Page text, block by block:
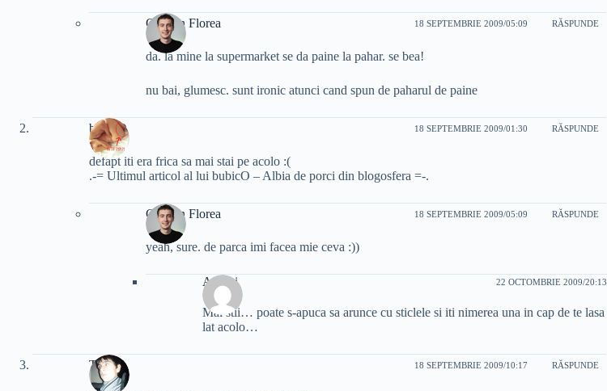
Cristian Florea 18 SEPTEMBRIE 2009/05:09 RĂSPUNDE
da. la mine la supermarket se da paine la pahar. se bea!
nu bai, glumesc. sunt ironic atunci cand spun de paharul de paine
bubicO 18 SEPTEMBRIE 2009/01:30 RĂSPUNDE
defapt iti era frica sa mai stai pe acolo :(
.-= Ultimul articol al lui bubicO – Albia de porci din blogosfera =-.
Cristian Florea 18 SEPTEMBRIE 2009/05:09 RĂSPUNDE
yeah, sure. de parca imi facea mie ceva :))
Andrei 22 OCTOMBRIE 2009/20:13
Mai stii… poate s-apuca sa arunce cu sticlele si iti nimerea una in cap de te lasa
lat acolo…
Thew 18 SEPTEMBRIE 2009/10:17 RĂSPUNDE